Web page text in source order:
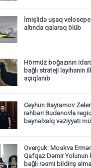
İmişlidə uşaq
altında qalaraq ölüb
Hörmüz boğazının
bağlı strateji layihənin
açıqlanıb
Ceyhun Bayramov
rəhbəri Budanovla
beynəlxalq vəziyyəti
Overçuk: Moskva
Qafqaz Dəmir Yolunun
bağlı rəsmi bildiriş